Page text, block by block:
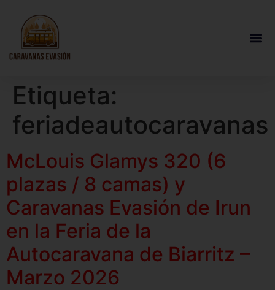
Etiqueta:
feriadeautocaravanas
McLouis Glamys 320 (6
plazas / 8 camas) y
Caravanas Evasión de Irun
en la Feria de la
Autocaravana de Biarritz –
Marzo 2026